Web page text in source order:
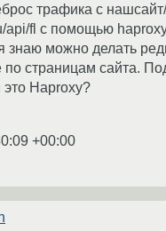
трафика с
api/fl с помощью
знаю можно делать
страницам сайта.
это Haproxy?
+00:00